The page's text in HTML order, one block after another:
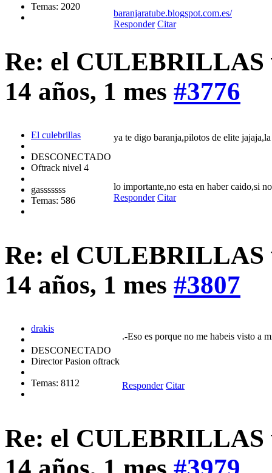
Temas: 2020
baranjaratube.blogspot.com.es/
Responder Citar
Re: el CULEBRILLAS
14 años, 1 mes #3776
El culebrillas
DESCONECTADO
Oftrack nivel 4
gasssssss
Temas: 586
ya te digo baranja,pilotos de elite
lo importante,no esta en haber caido,si
Responder Citar
Re: el CULEBRILLAS
14 años, 1 mes #3807
drakis
DESCONECTADO
Director Pasion oftrack
Temas: 8112
.-Eso es porque no me habeis visto a
Responder Citar
Re: el CULEBRILLAS